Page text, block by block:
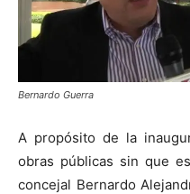
Bernardo Guerra
A propósito de la
obras públicas sin que
concejal Bernardo